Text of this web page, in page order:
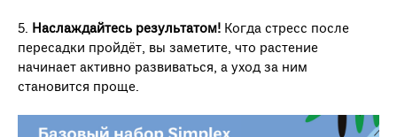
5. Наслаждайтесь результатом! Когда стресс после
пересадки пройдёт, вы заметите, что растение
начинает активно развиваться, а уход за ним
становится проще.